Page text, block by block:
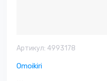
Артикул: 4993178
Omoikiri